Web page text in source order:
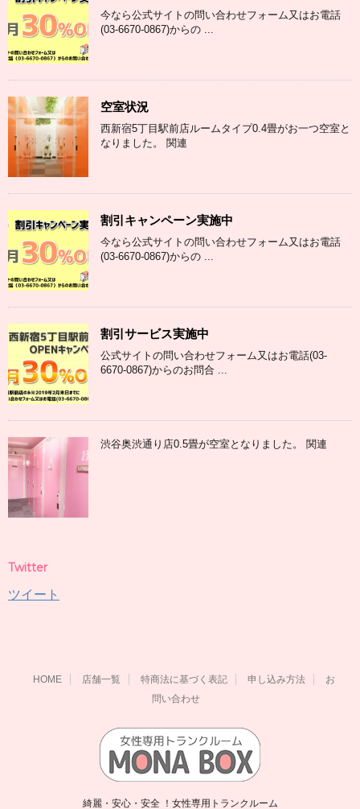
今なら公式サイトの問い合わせフォーム又はお電話
(03-6670-0867)からの ...
空室状況
西新宿5丁目駅前店ルームタイプ0.4畳がお一つ空室と
なりました。 関連
割引キャンペーン実施中
今なら公式サイトの問い合わせフォーム又はお電話
(03-6670-0867)からの ...
割引サービス実施中
公式サイトの問い合わせフォーム又はお電話(03-
6670-0867)からのお問合 ...
渋谷奥渋通り店0.5畳が空室となりました。 関連
Twitter
ツイート
HOME 店舗一覧 特商法に基づく表記 申し込み方法
お
問い合わせ
綺麗・安心・安全 ！女性専用トランクルーム